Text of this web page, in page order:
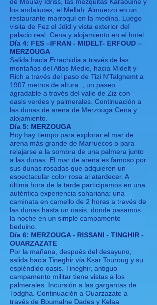
los andaluces, el Mellah. Almuerzo en un
restaurante marroquí en la medina. Luego
visita de Fez el Jdid y vista exterior del
palacio real. Cena y alojamiento en el hotel.
Día 4: FES –IFRAN - MIDELT- ERFOUD –
MERZOUGA
Salida hacia Errachidia a través de las
montañas del Atlas Medio, hacia Midelt y
Rich a través del paso de Tizi N'Talghemt a
1907 metros de altura. , un paseo
agradable a través del valle de Ziz con
oasis verdes y palmerales. Continuación a
las dunas de arena de Merzouga Cena y
alojamiento.
Día 5: MERZOUGA
Hoy hay tiempo para explorar el mar de
arena más grande de Marruecos o para
relajarse a la sombra de una palmera junto
a las dunas. El mar de arena es famoso por
sus dunas rosadas que adquieren un
espectacular color rosa al atardecer. A
última hora de la tarde participamos en una
auténtica experiencia sahariana: una
caminata en camello de 2 horas a través de
las dunas hasta un oasis, donde pasamos
la noche en un simple campamento
beduino.
Día 6: MERZOUGA - RISSANI - TINGHIR -
OUARZAZATE
Por la mañana, después del desayuno,
salida hacia Tineghir vía Ksar Touroug y su
espléndido oasis. Tineghir, antiguo
campamento militar tiene vistas a los
palmerales. Incursión a las gargantas de
Todgha. Continuación a Ouarzazate a
través de Boumalne Dades y Kelaa